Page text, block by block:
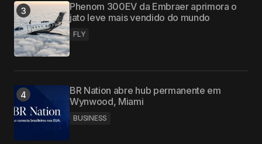
Phenom 300EV da Embraer aprimora o
jato leve mais vendido do mundo
FLY
BR Nation abre hub permanente em
Wynwood, Miami
BUSINESS